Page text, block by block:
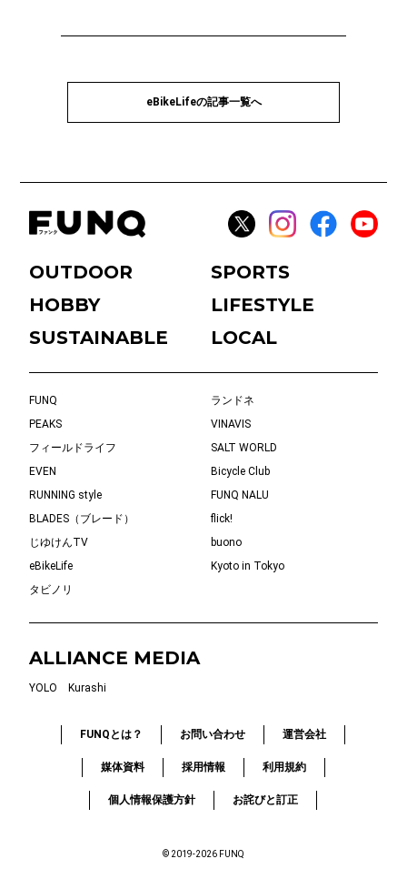
eBikeLifeの記事一覧へ
OUTDOOR
SPORTS
HOBBY
LIFESTYLE
SUSTAINABLE
LOCAL
FUNQ
ランドネ
PEAKS
VINAVIS
フィールドライフ
SALT WORLD
EVEN
Bicycle Club
RUNNING style
FUNQ NALU
BLADES（ブレード）
flick!
じゆけんTV
buono
eBikeLife
Kyoto in Tokyo
タビノリ
ALLIANCE MEDIA
YOLO Kurashi
FUNQとは？ お問い合わせ 運営会社
媒体資料 採用情報 利用規約
個人情報保護方針 お詫びと訂正
© 2019-2026 FUNQ